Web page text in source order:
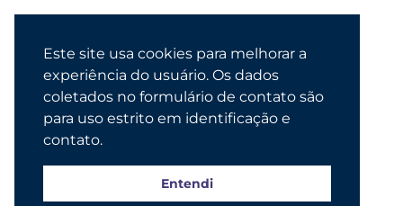
Este site usa cookies para melhorar a
experiência do usuário. Os dados
coletados no formulário de contato são
para uso estrito em identificação e
contato.
Entendi